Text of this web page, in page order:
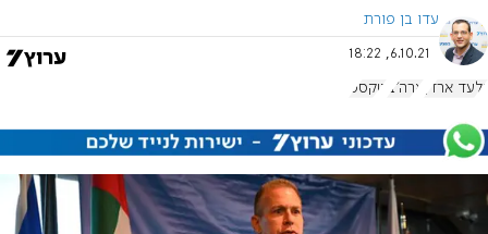
עדו בן פורת
6.10.21, 18:22
גלעד ארדן ארה"ב טקסס